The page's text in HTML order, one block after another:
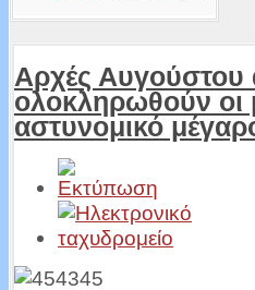
Αρχές Αυγούστου
ολοκληρωθούν οι
αστυνομικό